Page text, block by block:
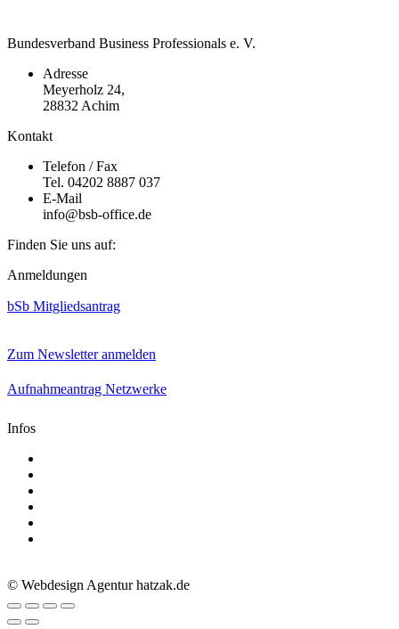
Bundesverband Business Professionals e. V.
Adresse
Meyerholz 24,
28832 Achim
Kontakt
Telefon / Fax
Tel. 04202 8887 037
E-Mail
info@bsb-office.de
Finden Sie uns auf:
Facebook
opens
window
Linkedin
opens
window
Instagram
opens
window
Anmeldungen
bSb Mitgliedsantrag
Zum Newsletter anmelden
Aufnahmeantrag Netzwerke
Infos
© Webdesign Agentur hatzak.de
Go
to